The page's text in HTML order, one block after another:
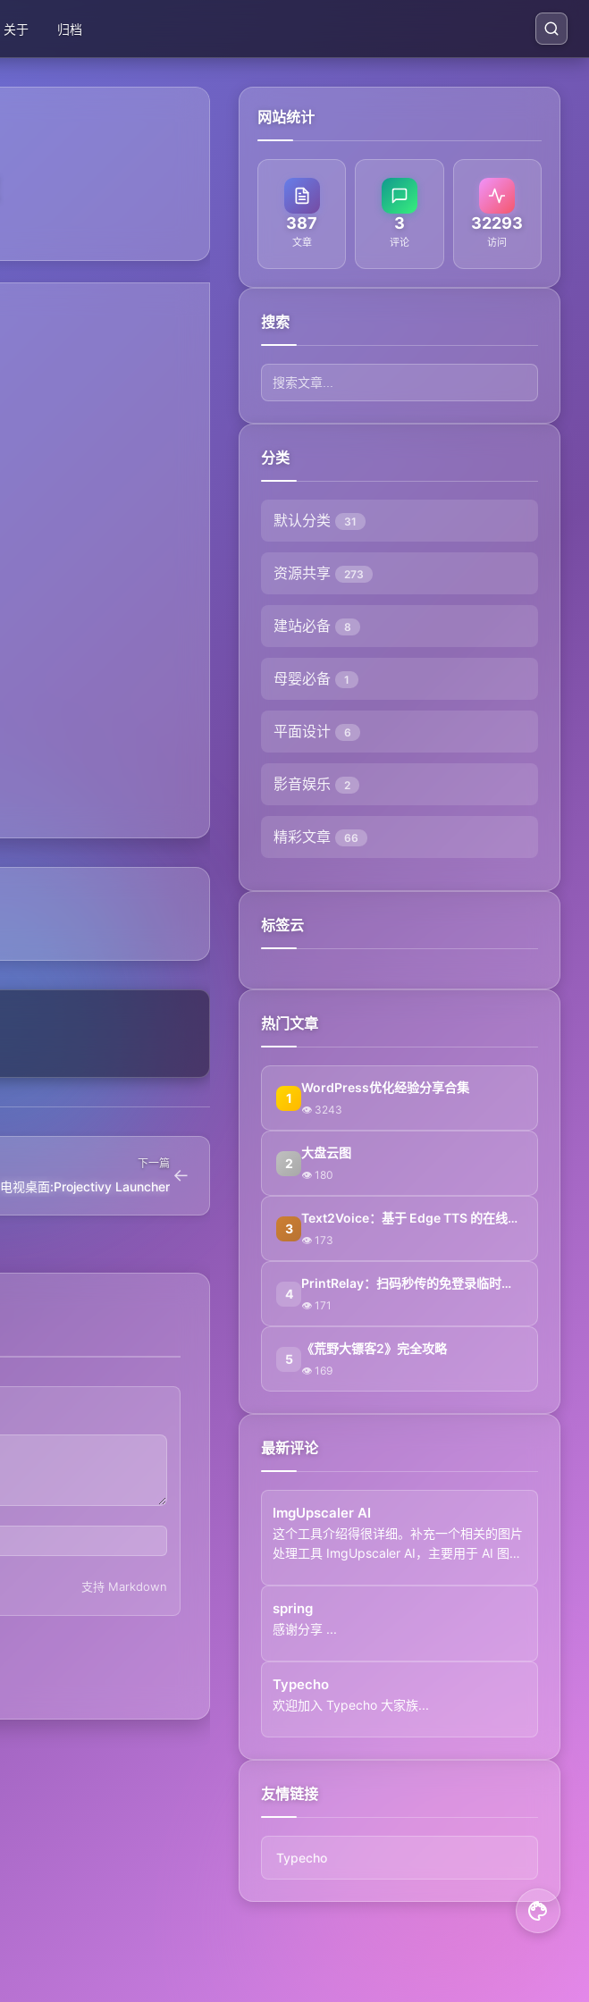
关于 归档
→
下一篇
电视桌面:Projectivy Launcher
支持 Markdown
网站统计
387
文章
3
评论
32293
访问
搜索
分类
默认分类 31
资源共享 273
建站必备 8
母婴必备 1
平面设计 6
影音娱乐 2
精彩文章 66
标签云
热门文章
1
WordPress优化经验分享合集
👁 3243
2
大盘云图
👁 180
3
Text2Voice：基于 Edge TTS 的在线文本转语音工具
👁 173
4
PrintRelay：扫码秒传的免登录临时文件传输工具
👁 171
5
《荒野大镖客2》完全攻略
👁 169
最新评论
ImgUpscaler AI
这个工具介绍得很详细。补充一个相关的图片
处理工具 ImgUpscaler AI，主要用于 AI 图
spring
感谢分享 ...
Typecho
欢迎加入 Typecho 大家族...
友情链接
Typecho